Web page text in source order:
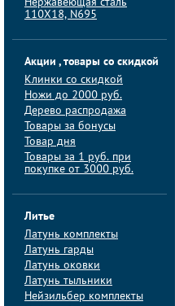
Нержавеющая сталь
110Х18, N695
Акции , товары со скидкой
Клинки со скидкой
Ножи до 2000 руб.
Дерево распродажа
Товары за бонусы
Товар дня
Товары за 1 руб. при
покупке от 3000 руб.
Литье
Латунь комплекты
Латунь гарды
Латунь оковки
Латунь тыльники
Нейзильбер комплекты